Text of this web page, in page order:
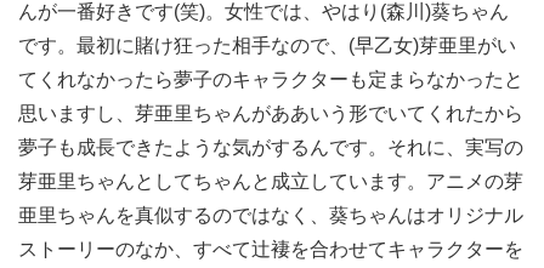
んが一番好きです(笑)。女性では、やはり(森川)葵ちゃん
です。最初に賭け狂った相手なので、(早乙女)芽亜里がい
てくれなかったら夢子のキャラクターも定まらなかったと
思いますし、芽亜里ちゃんがああいう形でいてくれたから
夢子も成長できたような気がするんです。それに、実写の
芽亜里ちゃんとしてちゃんと成立しています。アニメの芽
亜里ちゃんを真似するのではなく、葵ちゃんはオリジナル
ストーリーのなか、すべて辻褄を合わせてキャラクターを